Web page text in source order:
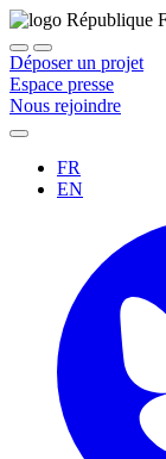
Déposer un projet
Espace presse
Nous rejoindre
FR
EN